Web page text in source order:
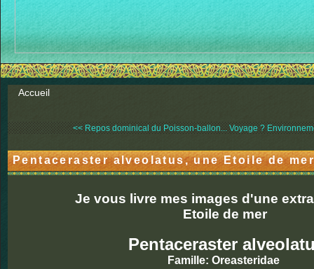
Accueil
<< Repos dominical du Poisson-ballon... Voyage ?
Pentaceraster alveolatus, une Etoile de
Je vous livre mes images d'une
Etoile de mer
Pentaceraster
Famille: Oreasteridae